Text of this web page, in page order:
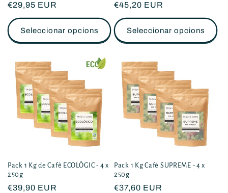
Preu
habitual
€29,95 EUR
Seleccionar opcions
Preu
habitual
€45,20 EUR
Seleccionar opcions
Pack 1 Kg de Cafè ECOLÒGIC - 4 x
250g
Preu
€39,90 EUR
Pack 1 Kg Cafè SUPREME - 4 x
250g
Preu
€37,60 EUR